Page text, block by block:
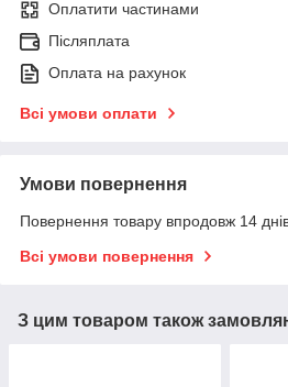
Оплатити частинами
Післяплата
Оплата на рахунок
Всі умови оплати
Умови повернення
Повернення товару впродовж 14
Всі умови повернення
З цим товаром також